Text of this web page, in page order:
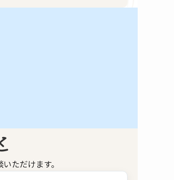
ただけます。